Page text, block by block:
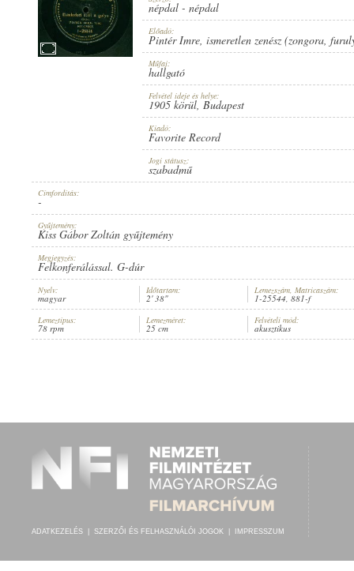
1905 KÖRÜL
KIADÓ: FAVORITE RECORD
LEMEZSZÁM:
népdal - népdal
Előadó:
Pintér Imre, ismeretlen zenész (zongora,
Műfaj:
hallgató
Felvétel ideje és helye:
1905 körül, Budapest
Kiadó:
Favorite Record
Jogi státusz:
szabadmű
Címfordítás:
-
Gyűjtemény:
Kiss Gábor Zoltán gyűjtemény
Megjegyzés:
Felkonferálással. G-dúr
Nyelv:
magyar
Időtartam:
2' 38"
Lemezszám, Matricaszám:
1-25544, 881-f
Lemeztípus:
78 rpm
Lemezméret:
25 cm
Felvételi mód:
akusztikus
ADATKEZELÉS SZERZŐI ÉS FELHASZNÁLÓI JOGOK IMPRESSZUM